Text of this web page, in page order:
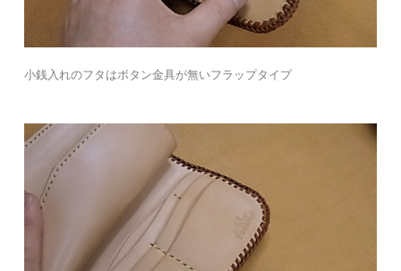
小銭入れのフタはボタン金具が無いフラップタイプ